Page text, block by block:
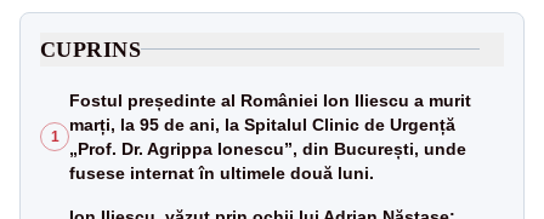
CUPRINS
1
Fostul președinte al României Ion Iliescu a murit
marți, la 95 de ani, la Spitalul Clinic de Urgență
„Prof. Dr. Agrippa Ionescu”, din București, unde
fusese internat în ultimele două luni.